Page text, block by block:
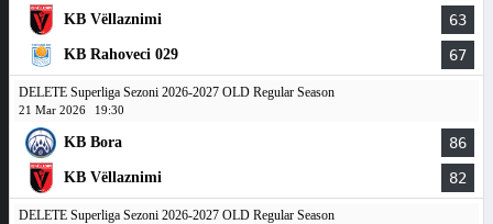
KB Vëllaznimi 63
KB Rahoveci 029 67
DELETE Superliga Sezoni 2026-2027 OLD Regular Season
21 Mar 2026 19:30
KB Bora 86
KB Vëllaznimi 82
DELETE Superliga Sezoni 2026-2027 OLD Regular Season